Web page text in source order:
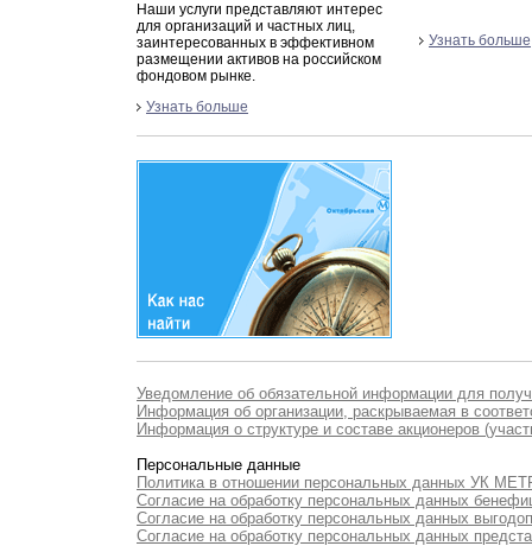
Наши услуги представляют интерес
для организаций и частных лиц,
заинтересованных в эффективном
размещении активов на российском
фондовом рынке.
Узнать больше
Узнать больше
Уведомление об обязательной информации для
Информация об организации, раскрываемая в
Информация о структуре и составе акционеров
Персональные данные
Политика в отношении персональных данных УК
Согласие на обработку персональных данных
Согласие на обработку персональных данных
Согласие на обработку персональных данных